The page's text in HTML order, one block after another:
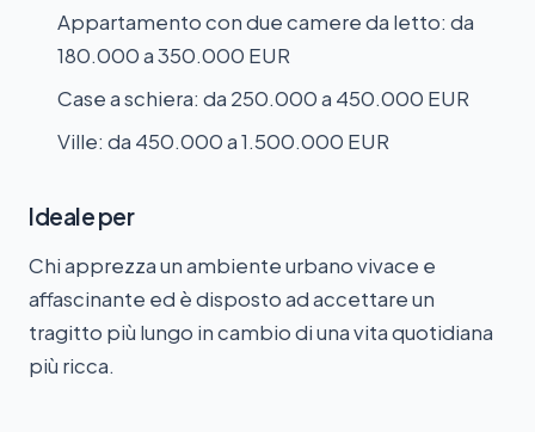
Appartamento con due camere da letto: da
180.000 a 350.000 EUR
Case a schiera: da 250.000 a 450.000 EUR
Ville: da 450.000 a 1.500.000 EUR
Ideale per
Chi apprezza un ambiente urbano vivace e
affascinante ed è disposto ad accettare un
tragitto più lungo in cambio di una vita quotidiana
più ricca.